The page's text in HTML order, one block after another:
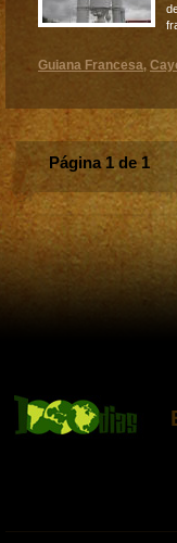
Guiana Francesa,
Página 1 de 1